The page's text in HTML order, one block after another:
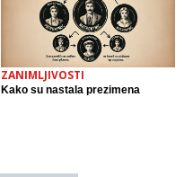
ZANIMLJIVOSTI
Kako su nastala prezimena